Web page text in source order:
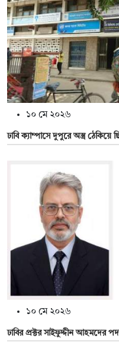
১০ মে ২০২৬
ঢাবি ক্যাম্পাসে দুপুরে অস্ত্র
১০ মে ২০২৬
ঢাবির প্রক্টর সাইফুদ্দীন আহমদের